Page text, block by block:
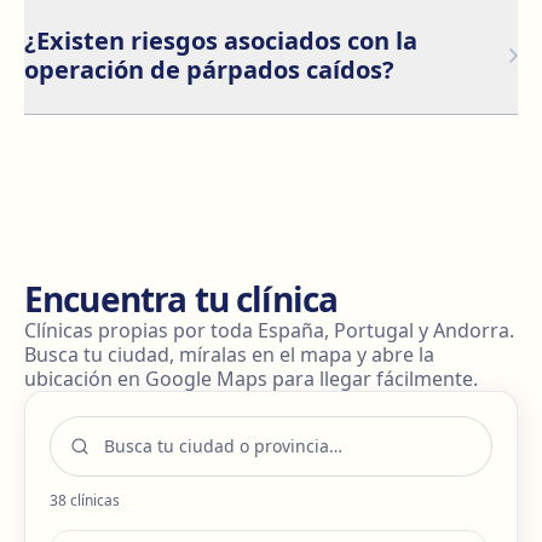
años.
¿Existen riesgos asociados con la
operación de párpados caídos?
Encuentra tu clínica
Clínicas propias por toda España, Portugal y Andorra.
Busca tu ciudad, míralas en el mapa y abre la
ubicación en Google Maps para llegar fácilmente.
38clínicas